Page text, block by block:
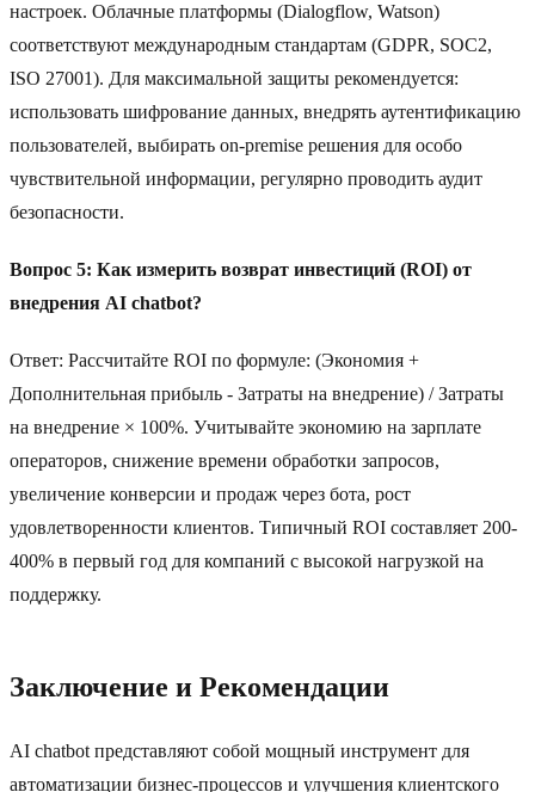
настроек. Облачные платформы (Dialogflow, Watson)
соответствуют международным стандартам (GDPR, SOC2,
ISO 27001). Для максимальной защиты рекомендуется:
использовать шифрование данных, внедрять аутентификацию
пользователей, выбирать on-premise решения для особо
чувствительной информации, регулярно проводить аудит
безопасности.
Вопрос 5: Как измерить возврат инвестиций (ROI) от
внедрения AI chatbot?
Ответ: Рассчитайте ROI по формуле: (Экономия +
Дополнительная прибыль - Затраты на внедрение) / Затраты
на внедрение × 100%. Учитывайте экономию на зарплате
операторов, снижение времени обработки запросов,
увеличение конверсии и продаж через бота, рост
удовлетворенности клиентов. Типичный ROI составляет 200-
400% в первый год для компаний с высокой нагрузкой на
поддержку.
Заключение и Рекомендации
AI chatbot представляют собой мощный инструмент для
автоматизации бизнес-процессов и улучшения клиентского